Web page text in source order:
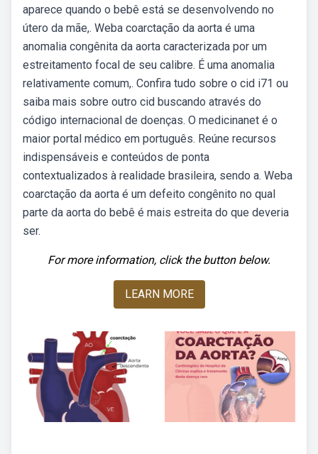
aparece quando o bebê está se desenvolvendo no
útero da mãe,. Weba coarctação da aorta é uma
anomalia congênita da aorta caracterizada por um
estreitamento focal de seu calibre. É uma anomalia
relativamente comum,. Confira tudo sobre o cid i71 ou
saiba mais sobre outro cid buscando através do
código internacional de doenças. O medicinanet é o
maior portal médico em português. Reúne recursos
indispensáveis e conteúdos de ponta
contextualizados à realidade brasileira, sendo a. Weba
coarctação da aorta é um defeito congênito no qual
parte da aorta do bebê é mais estreita do que deveria
ser.
For more information, click the button below.
LEARN MORE